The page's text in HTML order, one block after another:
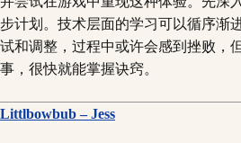
步计划。技术层面的学习可以循序渐
试和调整，过程中或许会感到挫败，
事，很快就能掌握诀窍。
Littlbowbub – Jess